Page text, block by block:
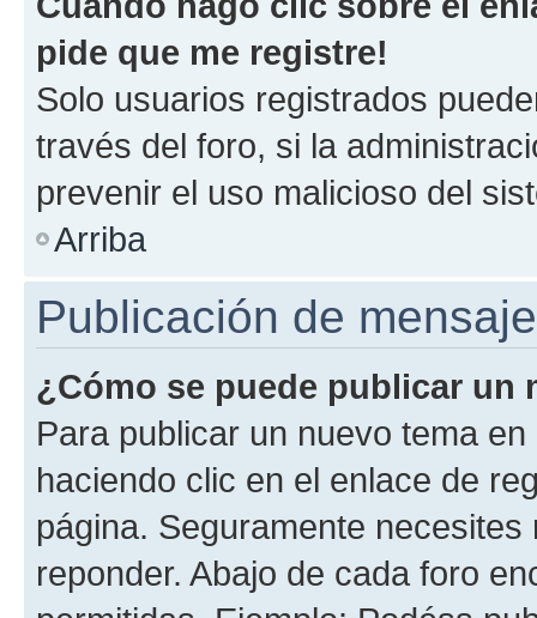
pide que me registre!
Solo usuarios registrados
través del foro, si la
prevenir el uso malicioso del
Arriba
Publicación de
¿Cómo se puede publicar un
Para publicar un nuevo tema
haciendo clic en el enlace de
página. Seguramente
reponder. Abajo de cada foro